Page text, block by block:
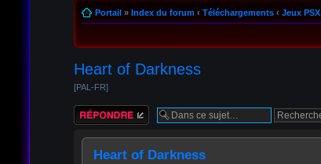
Portail» Index du forum ‹ Téléchargements ‹ Jeux PSX
Heart of Darkness
[PAL-FR]
Répondre
Heart of Darkness